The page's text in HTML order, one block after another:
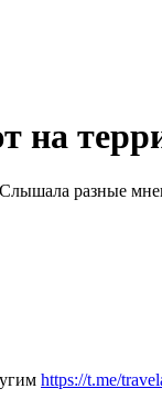
на
разные
https://t.me/